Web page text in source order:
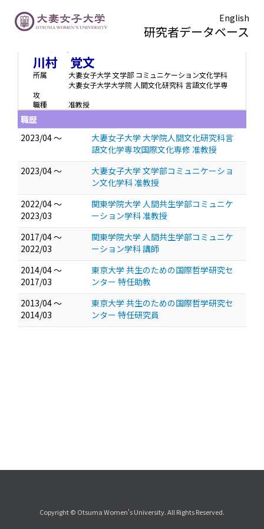
English
研究者データベース
川村 覚文
所属
大妻女子大学 文学部 コミュニケーション文化学科
大妻女子大学大学院 人間文化研究科 言語文化学専
攻
職種
准教授
職歴
2023/04 ～
大妻女子大学 大学院人間文化研究科言
語文化学専攻国際文化専修 准教授
2023/04 ～
大妻女子大学 文学部コミュニケーショ
ン文化学科 准教授
2022/04 ～
2023/03
関東学院大学 人間共生学部コミュニケ
ーション学科 准教授
2017/04 ～
2022/03
関東学院大学 人間共生学部コミュニケ
ーション学科 講師
2014/04 ～
2017/03
東京大学 共生のための国際哲学研究セ
ンター 特任助教
2013/04 ～
2014/03
東京大学 共生のための国際哲学研究セ
ンター 特任研究員
Copyright © Otsuma Women's University. All Rights Reserved.